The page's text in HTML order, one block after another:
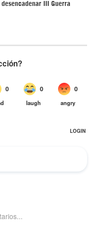
III Guerra